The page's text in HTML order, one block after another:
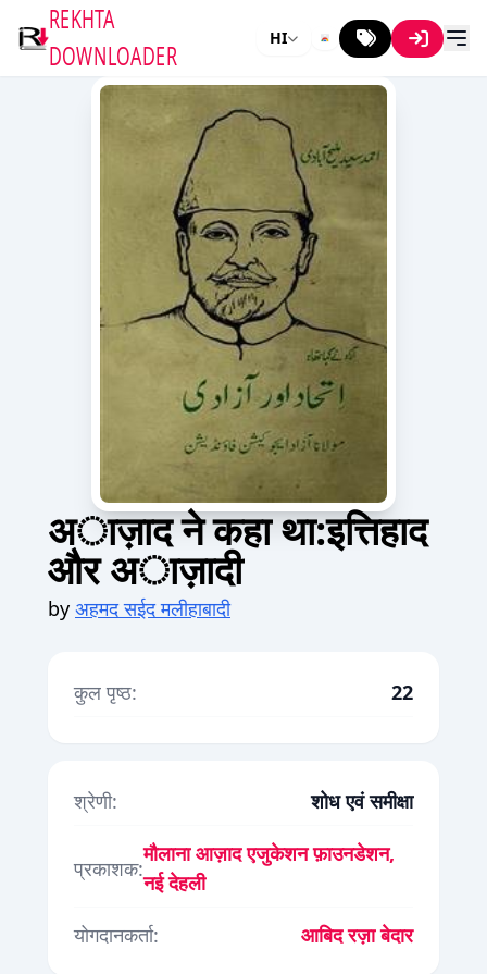
REKHTA
DOWNLOADER
HI
अाज़ाद ने कहा था:इत्तिहाद
और अाज़ादी
by अहमद सईद मलीहाबादी
कुल पृष्ठ: 22
श्रेणी: शोध एवं समीक्षा
प्रकाशक:
मौलाना आज़ाद एजुकेशन फ़ाउनडेशन,
नई देहली
योगदानकर्ता:
आबिद रज़ा बेदार